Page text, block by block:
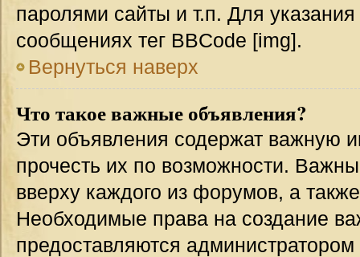
паролями сайты и т.п. Для
сообщениях тег BBCode [img].
Вернуться наверх
Что такое важные объявления?
Эти объявления содержат
прочесть их по возможности.
вверху каждого из форумов, а
Необходимые права на создание
предоставляются